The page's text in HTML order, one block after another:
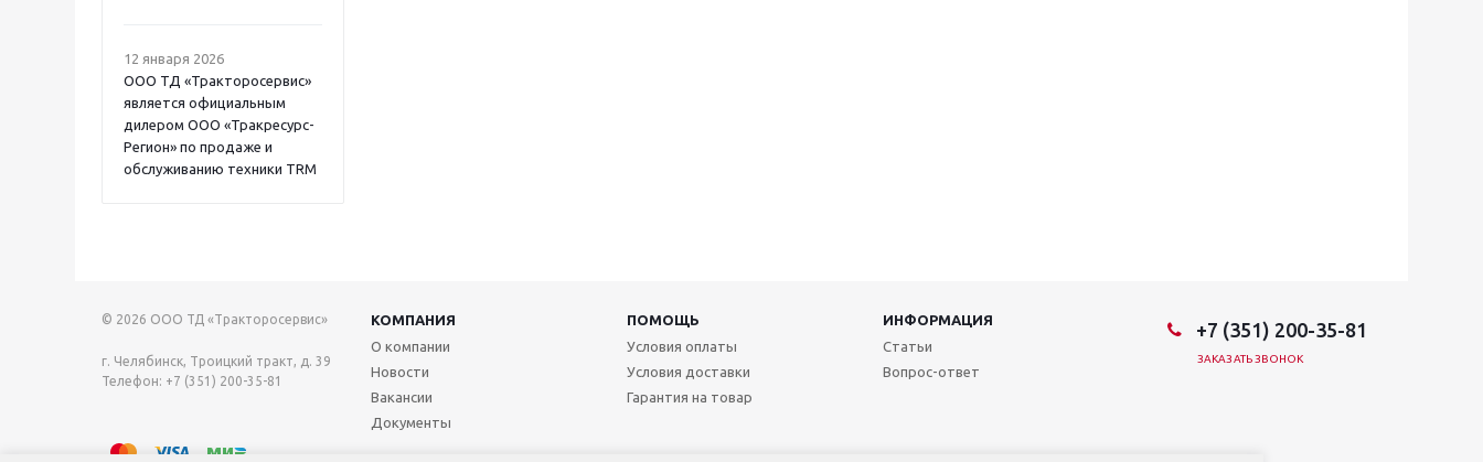
12 января 2026
ООО ТД «Тракторосервис»
является официальным
дилером ООО «Тракресурс-
Регион» по продаже и
обслуживанию техники TRM
© 2026 ООО ТД «Тракторосервис»
г. Челябинск, Троицкий тракт, д. 39
Телефон: +7 (351) 200-35-81
КОМПАНИЯ ПОМОЩЬ
ИНФОРМАЦИЯ
О компании
Новости
Вакансии
Документы
Условия оплаты
Условия доставки
Гарантия на товар
Статьи
Вопрос-ответ
+7 (351) 200-35-81
ЗАКАЗАТЬ ЗВОНОК